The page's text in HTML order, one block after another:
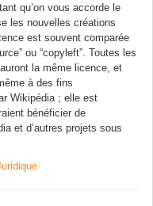
qu’on vous accorde le
les nouvelles créations
est souvent comparée
ou “copyleft”. Toutes les
la même licence, et
à des fins
Wikipédia ; elle est
bénéficier de
et d’autres projets sous